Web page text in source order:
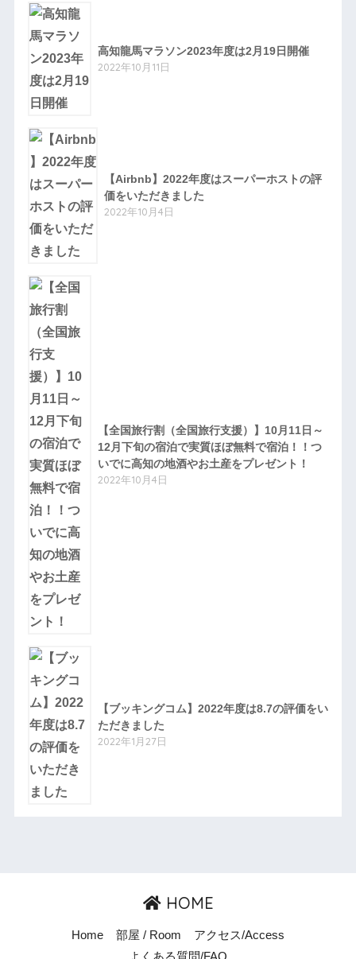
高知龍馬マラソン2023年度は2月19日開催
2022年10月11日
【Airbnb】2022年度はスーパーホストの評
価をいただきました
2022年10月4日
【全国旅行割（全国旅行支援）】10月11日～
12月下旬の宿泊で実質ほぼ無料で宿泊！！つ
いでに高知の地酒やお土産をプレゼント！
2022年10月4日
【ブッキングコム】2022年度は8.7の評価をい
ただきました
2022年1月27日
HOME
Home 部屋 / Room
アクセス/Access
よくある質問/FAQ